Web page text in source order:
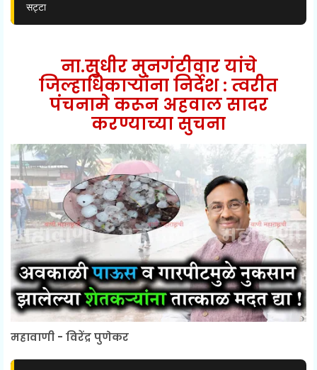
सट्टा
ना.सुधीर मुनगंटीवार यांचे
जिल्हाधिकाऱ्यांना निर्देश : त्वरीत
पंचनामे करून अहवाल सादर
करण्याच्या सुचना
महावाणी - विरेंद्र पुणेकर